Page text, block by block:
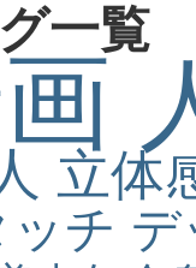
一覧
立体
チ